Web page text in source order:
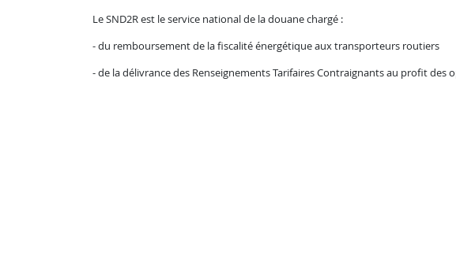
Le SND2R est le service national de la douane chargé :
- du remboursement de la fiscalité énergétique aux transporteurs routiers
- de la délivrance des Renseignements Tarifaires Contraignants au profit des